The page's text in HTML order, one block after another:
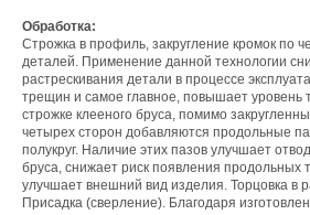
Обработка:
Строжка в профиль, закругление кромок по
деталей. Применение данной технологии
растрескивания детали в процессе
трещин и самое главное, повышает уровень
строжке клееного бруса, помимо
четырех сторон добавляются продольные
полукруг. Наличие этих пазов улучшает
бруса, снижает риск появления продольных
улучшает внешний вид изделия. Торцовка в
Присадка (сверление). Благодаря